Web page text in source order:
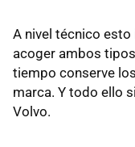
A nivel técnico
acoger ambos
tiempo conserve
marca. Y todo ello
Volvo.